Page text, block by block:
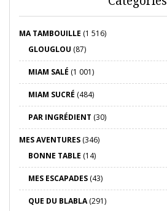
MA TAMBOUILLE (1 516)
GLOUGLOU (87)
MIAM SALÉ (1 001)
MIAM SUCRÉ (484)
PAR INGRÉDIENT (30)
MES AVENTURES (346)
BONNE TABLE (14)
MES ESCAPADES (43)
QUE DU BLABLA(291)